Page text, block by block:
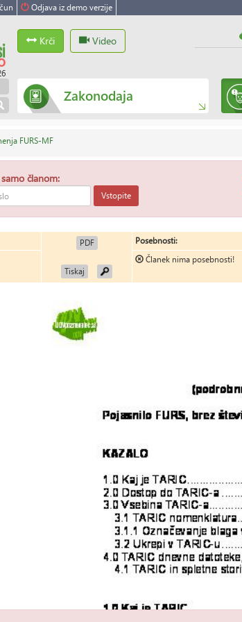
Odjava iz demo verzije
Krči Video
Zakonodaja
FURS-MF
članom:
Vstopite
PDF
Tiskaj
Posebnosti:
Članek nima posebnosti!